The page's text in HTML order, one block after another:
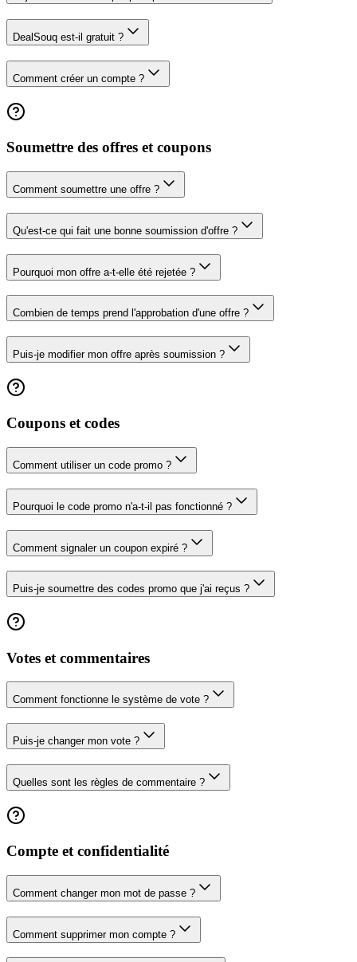
DealSouq est-il gratuit ?
Comment créer un compte ?
Soumettre des offres et coupons
Comment soumettre une offre ?
Qu'est-ce qui fait une bonne soumission d'offre ?
Pourquoi mon offre a-t-elle été rejetée ?
Combien de temps prend l'approbation d'une offre ?
Puis-je modifier mon offre après soumission ?
Coupons et codes
Comment utiliser un code promo ?
Pourquoi le code promo n'a-t-il pas fonctionné ?
Comment signaler un coupon expiré ?
Puis-je soumettre des codes promo que j'ai reçus ?
Votes et commentaires
Comment fonctionne le système de vote ?
Puis-je changer mon vote ?
Quelles sont les règles de commentaire ?
Compte et confidentialité
Comment changer mon mot de passe ?
Comment supprimer mon compte ?